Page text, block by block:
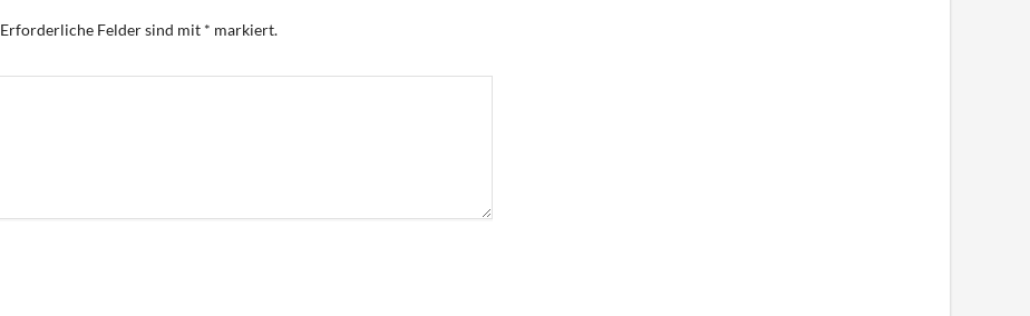
Erforderliche Felder sind mit * markiert.